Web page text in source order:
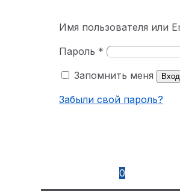
Имя пользователя или
Пароль *
Запомнить меня
Вход
Забыли свой пароль?
0